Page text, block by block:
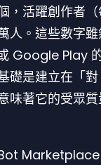
，活躍創作者
人。這些數字
Google Play
礎是建立在「
味著它的受眾
Marketplace